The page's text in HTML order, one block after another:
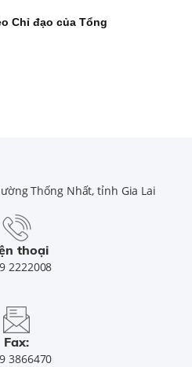
Chỉ đạo của Tổng
Thống Nhất, tỉnh Gia Lai
thoại
2222008
Fax:
3866470